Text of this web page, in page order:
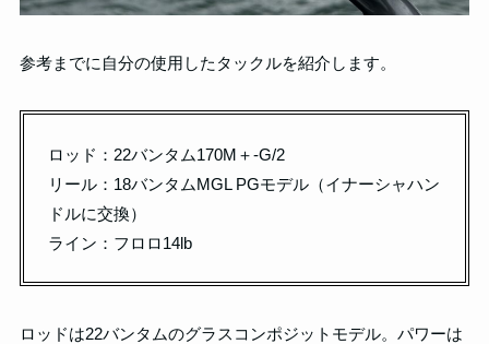
参考までに自分の使用したタックルを紹介します。
ロッド：22バンタム170M＋-G/2
リール：18バンタムMGL PGモデル（イナーシャハン
ドルに交換）
ライン：フロロ14lb
ロッドは22バンタムのグラスコンポジットモデル。パワーは